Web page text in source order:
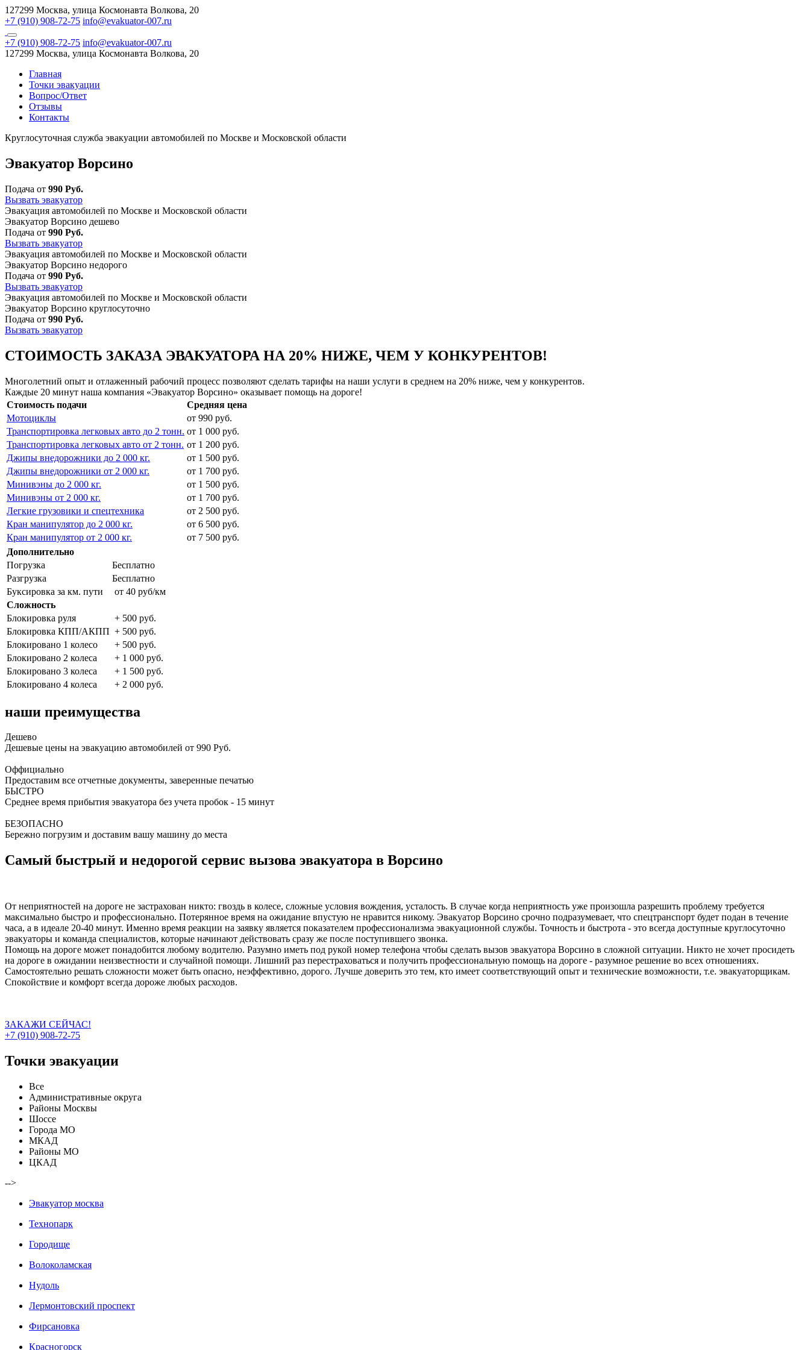
127299 Москва, улица Космонавта Волкова, 20
+7 (910) 908-72-75 info@evakuator-007.ru
+7 (910) 908-72-75 info@evakuator-007.ru
127299 Москва, улица Космонавта Волкова, 20
Главная
Точки эвакуации
Вопрос/Ответ
Отзывы
Контакты
Круглосуточная служба эвакуации автомобилей по Москве и Московской области
Эвакуатор Ворсино
Подача от 990 Руб.
Вызвать эвакуатор
Эвакуация автомобилей по Москве и Московской области
Эвакуатор Ворсино дешево
Подача от 990 Руб.
Вызвать эвакуатор
Эвакуация автомобилей по Москве и Московской области
Эвакуатор Ворсино недорого
Подача от 990 Руб.
Вызвать эвакуатор
Эвакуация автомобилей по Москве и Московской области
Эвакуатор Ворсино круглосуточно
Подача от 990 Руб.
Вызвать эвакуатор
СТОИМОСТЬ ЗАКАЗА ЭВАКУАТОРА НА 20% НИЖЕ, ЧЕМ У КОНКУРЕНТОВ!
Многолетний опыт и отлаженный рабочий процесс позволяют сделать тарифы на наши услуги в среднем на 20% ниже, чем у конкурентов.
Каждые 20 минут наша компания «Эвакуатор Ворсино» оказывает помощь на дороге!
Стоимость подачи
Средняя цена
Мотоциклы
от 990 руб.
Транспортировка легковых авто до 2 тонн. от 1 000 руб.
Транспортировка легковых авто от 2 тонн. от 1 200 руб.
Джипы внедорожники до 2 000 кг.
от 1 500 руб.
Джипы внедорожники от 2 000 кг.
от 1 700 руб.
Минивэны до 2 000 кг.
от 1 500 руб.
Минивэны от 2 000 кг.
от 1 700 руб.
Легкие грузовики и спецтехника
от 2 500 руб.
Кран манипулятор до 2 000 кг.
от 6 500 руб.
Кран манипулятор от 2 000 кг.
от 7 500 руб.
Дополнительно
Погрузка
Бесплатно
Разгрузка
Бесплатно
Буксировка за км. пути
от 40 руб/км
Сложность
Блокировка руля
+ 500 руб.
Блокировка КПП/АКПП + 500 руб.
Блокировано 1 колесо
+ 500 руб.
Блокировано 2 колеса
+ 1 000 руб.
Блокировано 3 колеса
+ 1 500 руб.
Блокировано 4 колеса
+ 2 000 руб.
наши преимущества
Дешево
Дешевые цены на эвакуацию автомобилей от 990 Руб.
Оффициально
Предоставим все отчетные документы, заверенные печатью
БЫСТРО
Среднее время прибытия эвакуатора без учета пробок - 15 минут
БЕЗОПАСНО
Бережно погрузим и доставим вашу машину до места
Самый быстрый и недорогой сервис вызова эвакуатора в Ворсино
От неприятностей на дороге не застрахован никто: гвоздь в колесе, сложные условия вождения, усталость. В случае когда неприятность уже произошла разрешить проблему требуется
максимально быстро и профессионально. Потерянное время на ожидание впустую не нравится никому. Эвакуатор Ворсино срочно подразумевает, что спецтранспорт будет подан в течение
часа, а в идеале 20-40 минут. Именно время реакции на заявку является показателем профессионализма эвакуационной службы. Точность и быстрота - это всегда доступные круглосуточно
эвакуаторы и команда специалистов, которые начинают действовать сразу же после поступившего звонка.
Помощь на дороге может понадобится любому водителю. Разумно иметь под рукой номер телефона чтобы сделать вызов эвакуатора Ворсино в сложной ситуации. Никто не хочет просидеть
на дороге в ожидании неизвестности и случайной помощи. Лишний раз перестраховаться и получить профессиональную помощь на дороге - разумное решение во всех отношениях.
Самостоятельно решать сложности может быть опасно, неэффективно, дорого. Лучше доверить это тем, кто имеет соответствующий опыт и технические возможности, т.е. эвакуаторщикам.
Спокойствие и комфорт всегда дороже любых расходов.
ЗАКАЖИ СЕЙЧАС!
+7 (910) 908-72-75
Точки эвакуации
Все
Административные округа
Районы Москвы
Шоссе
Города МО
МКАД
Районы МО
ЦКАД
-->
Эвакуатор москва
Технопарк
Городище
Волоколамская
Нудоль
Лермонтовский проспект
Фирсановка
Красногорск